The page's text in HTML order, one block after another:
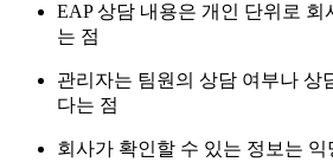
EAP 상담 내용은 개인 단위로
는 점
관리자는 팀원의 상담 여부나 상
다는 점
회사가 확인할 수 있는 정보는 익